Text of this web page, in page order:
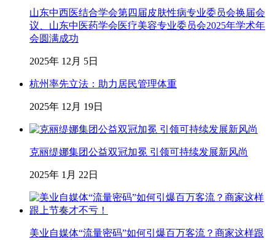
山东中西医结合学会第四届皮肤性病专业委员会换届会
议、山东中医药学会医疗美容专业委员会2025年学术年
会圆满成功
2025年 12月 5日
杭州率先立法：助力居民管理体重
2025年 12月 19日
克丽缇娜集团公益双冠加冕 引领可持续发展新风尚
2025年 1月 22日
美业自媒体“流量密码”如何引爆百万客流？商家这样跟